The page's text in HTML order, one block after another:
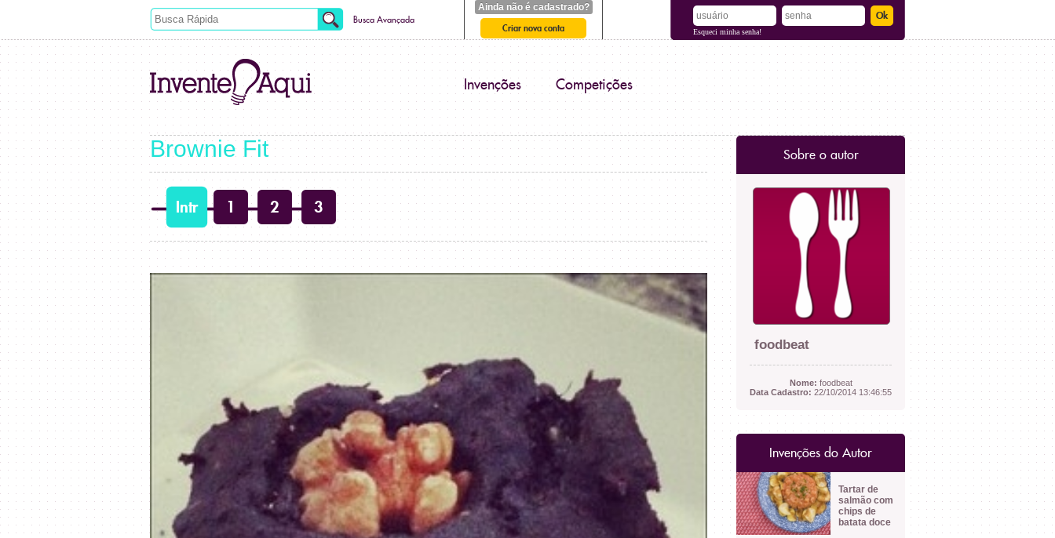
Busca Avançada
Ainda não é cadastrado?
Criar nova conta
Esqueci minha senha!
Invenções Competições
Brownie Fit
Intr 1 2 3
Sobre o autor
foodbeat
Nome: foodbeat
Data Cadastro: 22/10/2014 13:46:55
Invenções do Autor
Tartar de
salmão com
chips de
batata doce